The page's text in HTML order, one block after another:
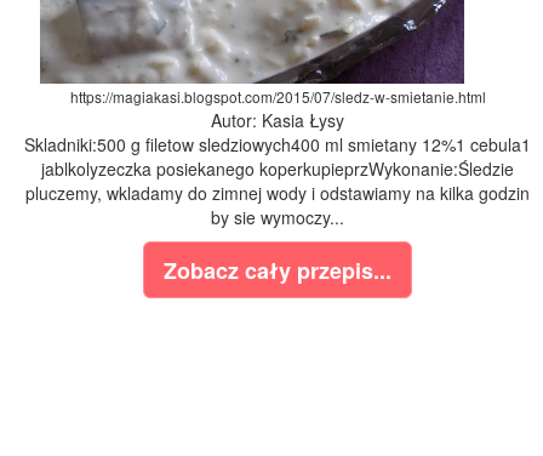
https://magiakasi.blogspot.com/2015/07/sledz-w-smietanie.html
Autor: Kasia Łysy
Skladniki:500 g filetow sledziowych400 ml smietany 12%1 cebula1
jablkolyzeczka posiekanego koperkupieprzWykonanie:Śledzie
pluczemy, wkladamy do zimnej wody i odstawiamy na kilka godzin
by sie wymoczy...
Zobacz cały przepis...